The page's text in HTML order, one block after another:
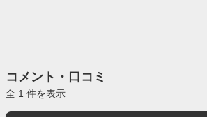
コメント・口コミ
全 1 件を表示